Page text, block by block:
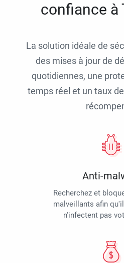
confiance à
La solution idéale de
des mises à jour de
quotidiennes, une
temps réel et un taux
Anti-
Recherchez et
malveillants afin
n'infectent pas